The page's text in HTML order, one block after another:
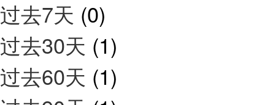
过去7天 (0)
过去30天 (1)
过去60天 (1)